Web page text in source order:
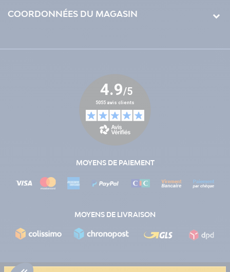
COORDONNÉES DU MAGASIN
MOYENS DE PAIEMENT
MOYENS DE LIVRAISON